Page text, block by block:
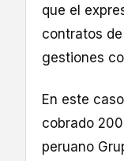
que el
contratos
gestiones
En este
cobrado
peruano